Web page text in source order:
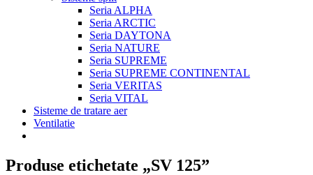
Seria ALPHA
Seria ARCTIC
Seria DAYTONA
Seria NATURE
Seria SUPREME
Seria SUPREME CONTINENTAL
Seria VERITAS
Seria VITAL
Sisteme de tratare aer
Ventilatie
Produse etichetate „SV 125”